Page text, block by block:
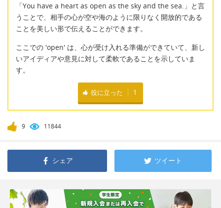
「You have a heart as open as the sky and the sea.」と言
うことで、相手の心が空や海のように限りなく開放的である
ことを美しい形で伝えることができます。
ここでの 'open' は、心が受け入れる準備ができていて、新し
いアイディアや意見に対して柔軟であることを示していま
す。
役に立った 1
9 11844
シェア ツイート